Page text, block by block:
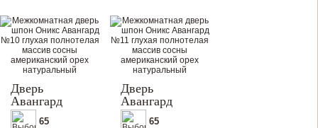
Дверь
Авангард
№10
65
Дверь
Авангард
№11
65